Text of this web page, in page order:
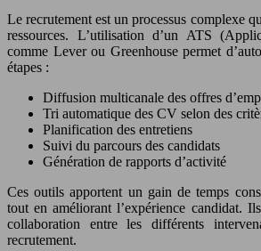
Le recrutement est un processus complexe
ressources. L’utilisation d’un ATS
comme Lever ou Greenhouse permet
étapes :
Diffusion multicanale des offres
Tri automatique des CV selon des
Planification des entretiens
Suivi du parcours des candidats
Génération de rapports d’activité
Ces outils apportent un gain de temps
tout en améliorant l’expérience candidat.
collaboration entre les différents
recrutement.